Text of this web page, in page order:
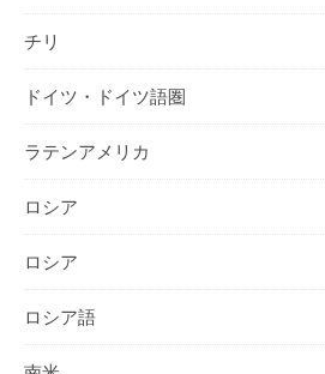
チリ
ドイツ・ドイツ語圏
ラテンアメリカ
ロシア
ロシア
ロシア語